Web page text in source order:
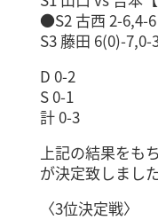
●S2 古西 2-6,4-
S3 藤田 6(0)-
D 0-2
S 0-1
計 0-3
上記の結果をも
が決定致しました
〈3位決定戦〉